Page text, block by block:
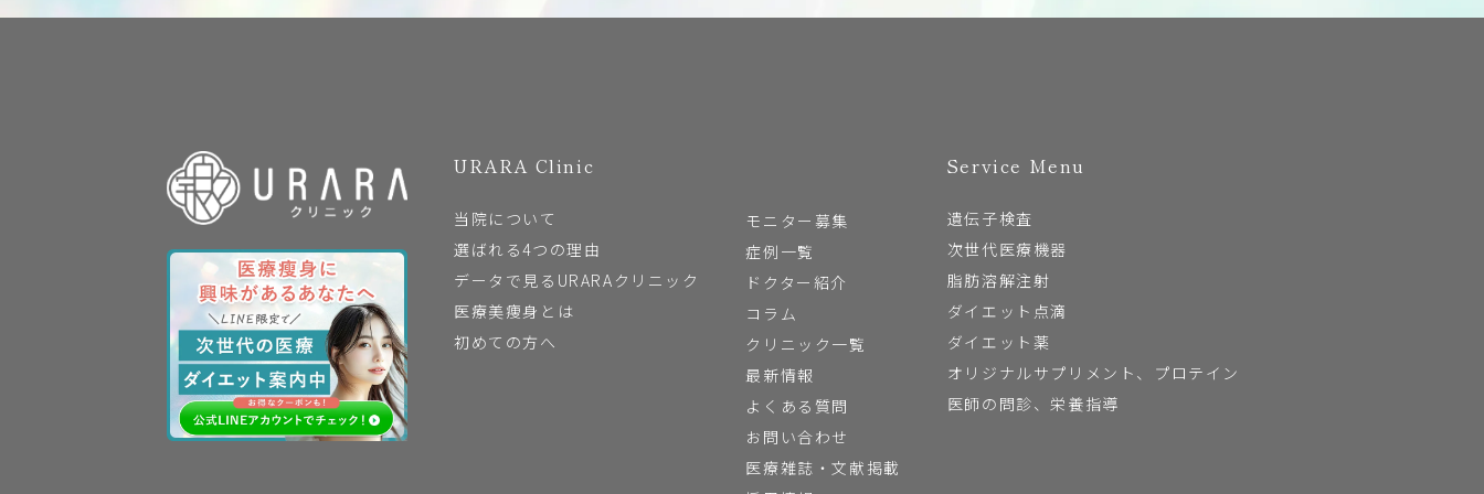
URARA Clinic
当院について
選ばれる4つの理由
データで見るURARAクリニック
医療美痩身とは
初めての方へ
モニター募集
症例一覧
ドクター紹介
コラム
クリニック一覧
最新情報
よくある質問
お問い合わせ
医療雑誌・文献掲載
Service Menu
遺伝子検査
次世代医療機器
脂肪溶解注射
ダイエット点滴
ダイエット薬
オリジナルサプリメント、プロテイン
医師の問診、栄養指導